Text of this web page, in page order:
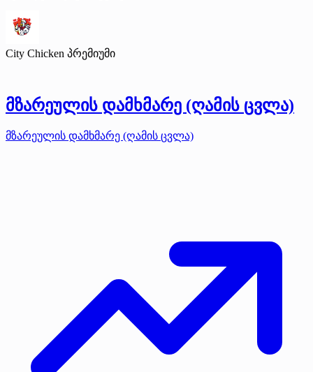
City Chicken პრემიუმი
მზარეულის დამხმარე (ღამის ცვლა)
მზარეულის დამხმარე (ღამის ცვლა)